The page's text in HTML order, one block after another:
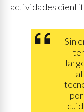
actividades
Sin